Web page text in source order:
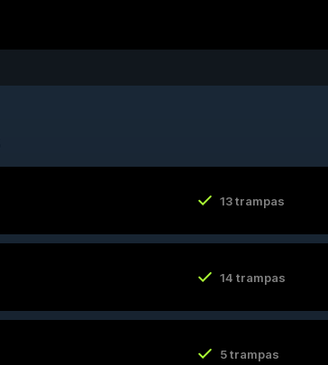
13 trampas
14 trampas
5 trampas